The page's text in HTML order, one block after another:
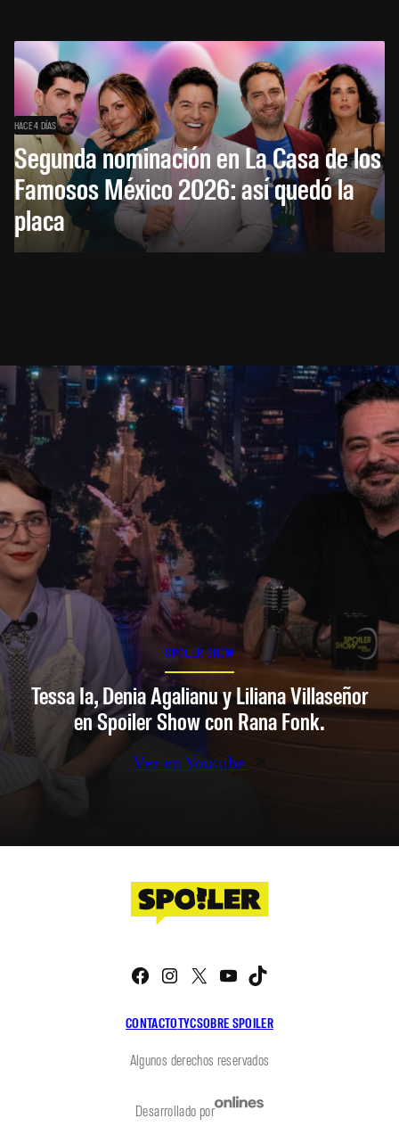
HACE 4 DÍAS
Segunda nominación en La Casa de los
Famosos México 2026: así quedó la
placa
SPOILER SHOW
Tessa Ia, Denia Agalianu y Liliana Villaseñor
en Spoiler Show con Rana Fonk.
Ver en Youtube
CONTACTOTYCSOBRE SPOILER
Facebook
Instagram
X YouTube
Algunos derechos reservados
Desarrollado por